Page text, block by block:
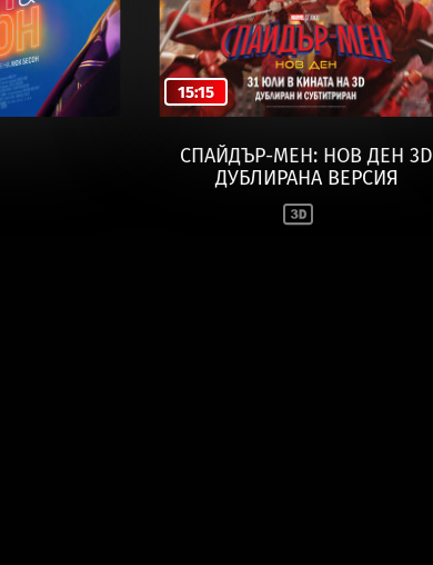
15:15
СПАЙДЪР-МЕН: НОВ ДЕН 3D
ДУБЛИРАНА ВЕРСИЯ